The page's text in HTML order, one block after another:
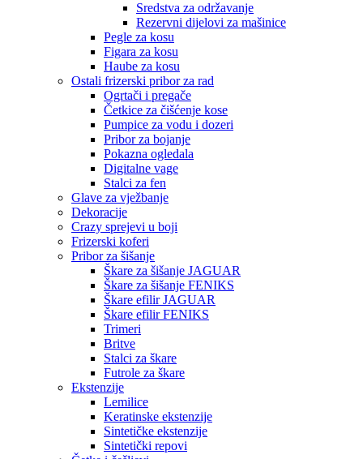
Sredstva za održavanje
Rezervni dijelovi za mašinice
Pegle za kosu
Figara za kosu
Haube za kosu
Ostali frizerski pribor za rad
Ogrtači i pregače
Četkice za čišćenje kose
Pumpice za vodu i dozeri
Pribor za bojanje
Pokazna ogledala
Digitalne vage
Stalci za fen
Glave za vježbanje
Dekoracije
Crazy sprejevi u boji
Frizerski koferi
Pribor za šišanje
Škare za šišanje JAGUAR
Škare za šišanje FENIKS
Škare efilir JAGUAR
Škare efilir FENIKS
Trimeri
Britve
Stalci za škare
Futrole za škare
Ekstenzije
Lemilice
Keratinske ekstenzije
Sintetičke ekstenzije
Sintetički repovi